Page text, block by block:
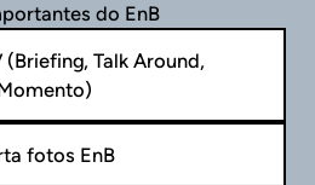
do EnB
(Briefing, Talk Around,
fotos EnB